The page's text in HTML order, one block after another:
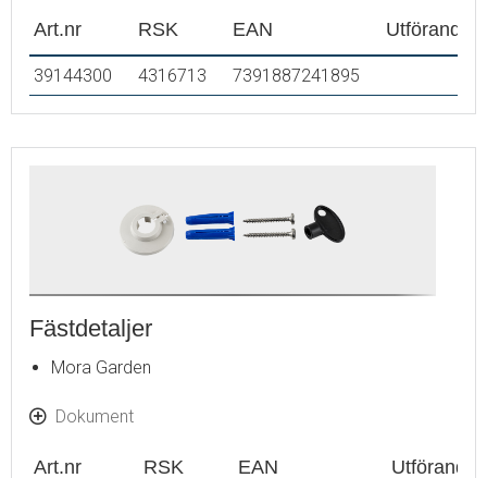
Art.nr RSK EAN Utförande
39144300 4316713 7391887241895
Fästdetaljer
Mora Garden
Dokument
Art.nr RSK EAN Utförande